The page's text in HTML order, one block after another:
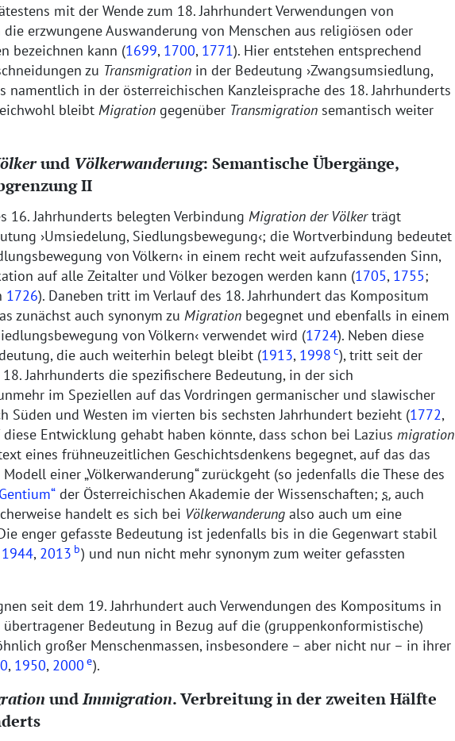
mit der Wende zum 18. Jahrhundert Verwendungen von
die erzwungene Auswanderung von Menschen aus religiösen oder
bezeichnen kann (1699, 1700, 1771). Hier entstehen entsprechend
zu Transmigration in der Bedeutung Zwangsumsiedlung,
namentlich in der österreichischen Kanzleisprache des 18. Jahrhunderts
bleibt Migration gegenüber Transmigration semantisch weiter
und Völkerwanderung: Semantische Übergänge,
II
16. Jahrhunderts belegten Verbindung Migration der Völkerträgt
Umsiedelung, Siedlungsbewegung ; die Wortverbindung bedeutet
von Völkern in einem recht weit aufzufassenden Sinn,
auf alle Zeitalter und Völker bezogen werden kann (1705, 1755;
1726). Daneben tritt im Verlauf des 18. Jahrhundert das Kompositum
zunächst auch synonym zu Migration begegnet und ebenfalls in einem
von Völkern verwendet wird (1724). Neben diese
die auch weiterhin belegt bleibt (1913, 1998 c), tritt seit der
Jahrhunderts die spezifischere Bedeutung, in der sich
im Speziellen auf das Vordringen germanischer und slawischer
Süden und Westen im vierten bis sechsten Jahrhundert bezieht (1772,
Entwicklung gehabt haben könnte, dass schon bei Lazius migration
eines frühneuzeitlichen Geschichtsdenkens begegnet, auf das das
einer Völkerwanderung zurückgeht (so jedenfalls die These des
der Österreichischen Akademie der Wissenschaften; s. auch
handelt es sich bei Völkerwanderung also auch um eine
enger gefasste Bedeutung ist jedenfalls bis in die Gegenwart stabil
1944, 2013 b) und nun nicht mehr synonym zum weiter gefassten
seit dem 19. Jahrhundert auch Verwendungen des Kompositums in
Bedeutung in Bezug auf die (gruppenkonformistische)
großer Menschenmassen, insbesondere – aber nicht nur – in ihrer
, 1950, 2000 e).
undImmigration. Verbreitung in der zweiten Hälfte